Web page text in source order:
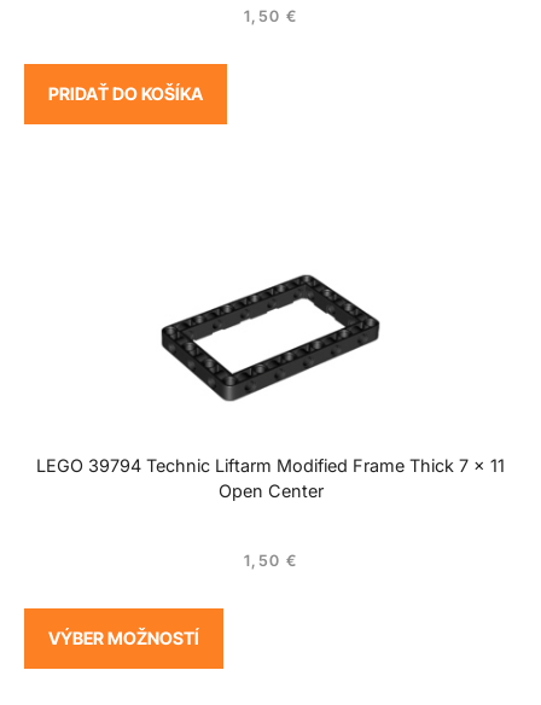
1,50 €
PRIDAŤ DO KOŠÍKA
LEGO 39794 Technic Liftarm Modified Frame Thick 7 x 11
Open Center
1,50 €
VÝBER MOŽNOSTÍ